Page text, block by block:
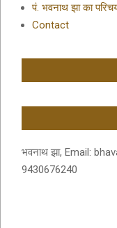
पं. भवनाथ झा का
Contact
भवनाथ झा, Email:
9430676240